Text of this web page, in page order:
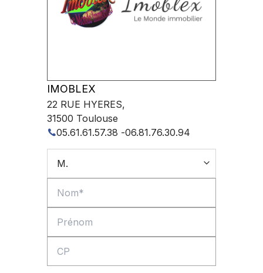
IMOBLEX
22 RUE HYERES,
31500 Toulouse
05.61.61.57.38 -06.81.76.30.94